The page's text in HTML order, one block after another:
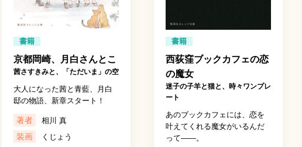
書籍
京都岡崎、月白さんとこ
茜さすきみと、「ただいま」の空
大人になった茜と青藍、月白
邸の物語、新章スタート！
著者 相川 真
装画 くじょう
書籍
西荻窪ブックカフェの恋
の魔女
迷子の子羊と猫と、時々ワンプレ
ート
あのブックカフェには、恋を
叶えてくれる魔女がいるんだ
って――。